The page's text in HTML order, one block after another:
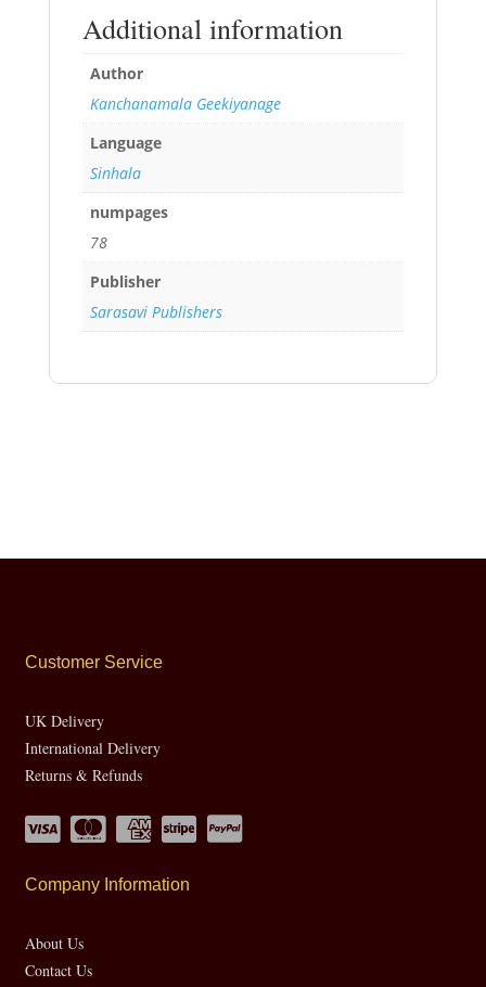
Additional information
Author
Kanchanamala Geekiyanage
Language
Sinhala
numpages
78
Publisher
Sarasavi Publishers
Customer Service
UK Delivery
International Delivery
Returns & Refunds
Company Information
About Us
Contact Us